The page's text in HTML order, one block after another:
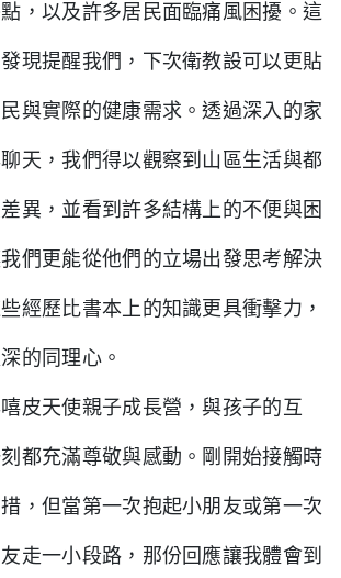
，以及許多居民面臨痛風困擾。這
現提醒我們，下次衛教設可以更貼
與實際的健康需求。透過深入的家
天，我們得以觀察到山區生活與都
異，並看到許多結構上的不便與困
們更能從他們的立場出發思考解決
經歷比書本上的知識更具衝擊力，
的同理心。
皮天使親子成長營，與孩子的互
都充滿尊敬與感動。剛開始接觸時
，但當第一次抱起小朋友或第一次
走一小段路，那份回應讓我體會到